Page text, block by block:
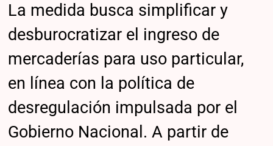
La medida busca simplificar y
desburocratizar el ingreso de
mercaderías para uso particular,
en línea con la política de
desregulación impulsada por el
Gobierno Nacional. A partir de